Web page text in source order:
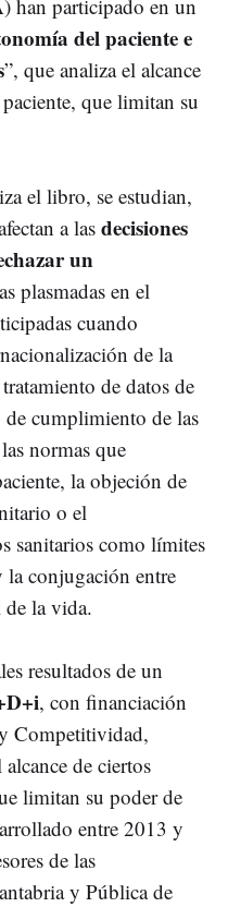
han participado en un
del paciente e
”, que analiza el alcance
que limitan su
el libro, se estudian,
a las decisiones
un
plasmadas en el
cuando
de la
de datos de
cumplimiento de las
normas que
la objeción de
o el
sanitarios como límites
la conjugación entre
la vida.
resultados de un
, con financiación
Competitividad,
de ciertos
limitan su poder de
entre 2013 y
de las
y Pública de